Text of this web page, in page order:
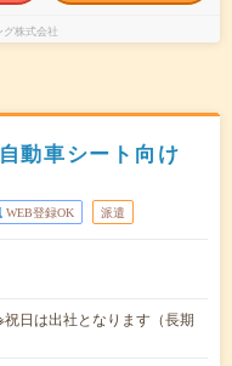
株式会社
動車シート向け
WEB登録OK 派遣
日は出社となります（長期